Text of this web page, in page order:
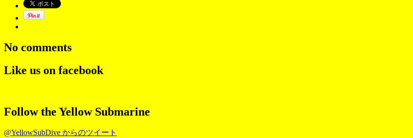
No comments
Like us on facebook
Follow the Yellow Submarine
@YellowSubDive からのツイート